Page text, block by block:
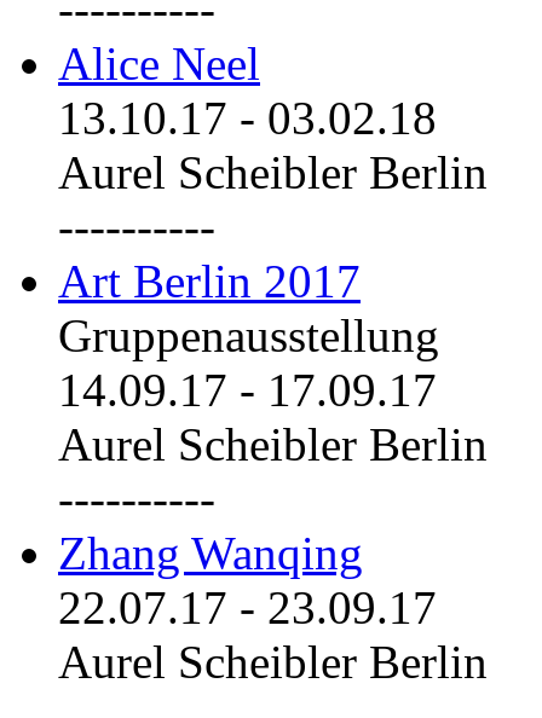
Alice Neel
13.10.17 - 03.02.18
Aurel Scheibler Berlin
----------
Art Berlin 2017
Gruppenausstellung
14.09.17 - 17.09.17
Aurel Scheibler Berlin
----------
Zhang Wanqing
22.07.17 - 23.09.17
Aurel Scheibler Berlin